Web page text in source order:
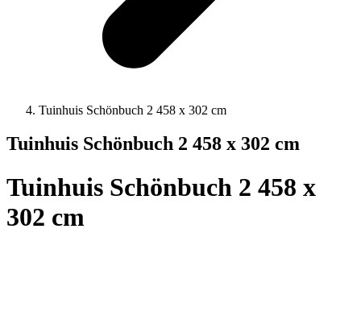
Tuinhuis Schönbuch 2 458 x 302 cm
Tuinhuis Schönbuch 2 458 x 302 cm
Tuinhuis Schönbuch 2 458 x
302 cm